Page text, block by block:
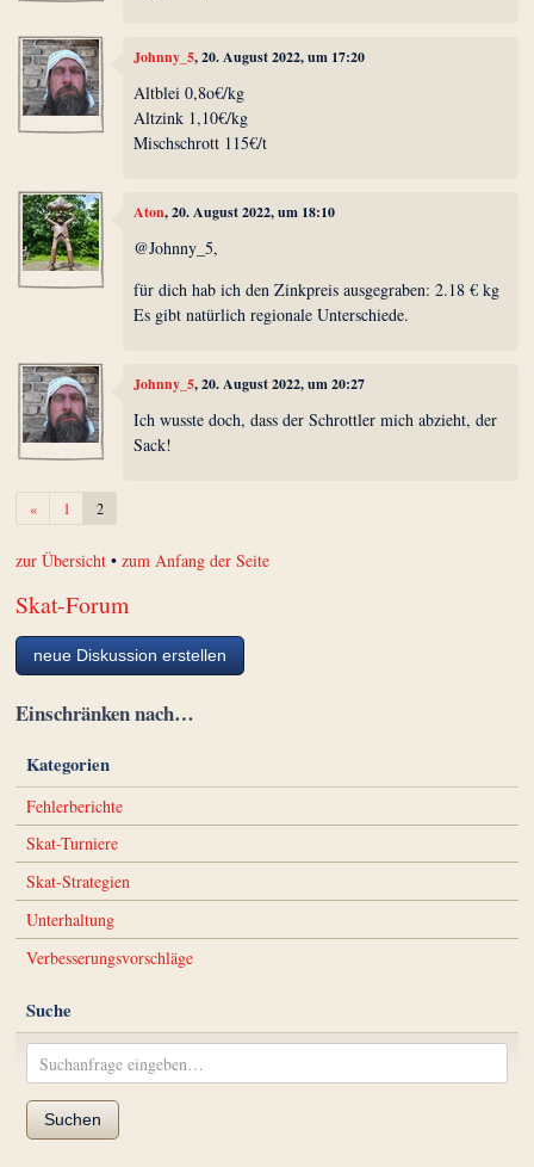
Johnny_5, 20. August 2022, um 17:20
Altblei 0,8o€/kg
Altzink 1,10€/kg
Mischschrott 115€/t
Aton, 20. August 2022, um 18:10
@Johnny_5,
für dich hab ich den Zinkpreis ausgegraben: 2.18 € kg
Es gibt natürlich regionale Unterschiede.
Johnny_5, 20. August 2022, um 20:27
Ich wusste doch, dass der Schrottler mich abzieht, der
Sack!
«Zurück1 2
zur Übersicht •zum Anfang der Seite
Skat-Forum
neue Diskussion erstellen
Einschränken nach…
Kategorien
Fehlerberichte
Skat-Turniere
Skat-Strategien
Unterhaltung
Verbesserungsvorschläge
Suche
Suchen